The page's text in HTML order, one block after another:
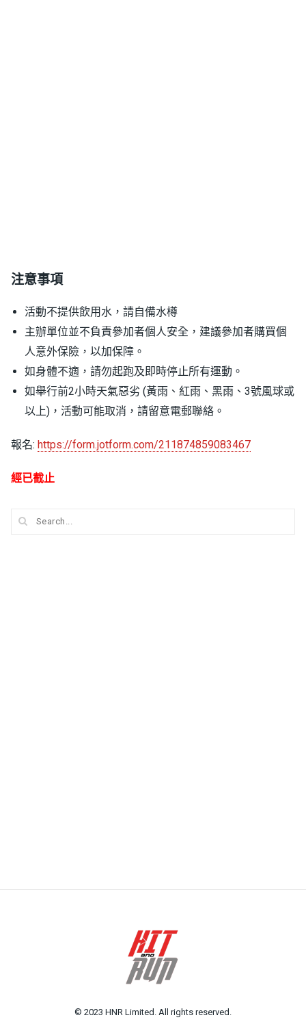
注意事項
活動不提供飲用水，請自備水樽
主辦單位並不負責參加者個人安全，建議參加者購買個
人意外保險，以加保障。
如身體不適，請勿起跑及即時停止所有運動。
如舉行前2小時天氣惡劣 (黃雨、紅雨、黑雨、3號風球或
以上)，活動可能取消，請留意電郵聯絡。
報名: https://form.jotform.com/211874859083467
經已截止
© 2023 HNR Limited. All rights reserved.